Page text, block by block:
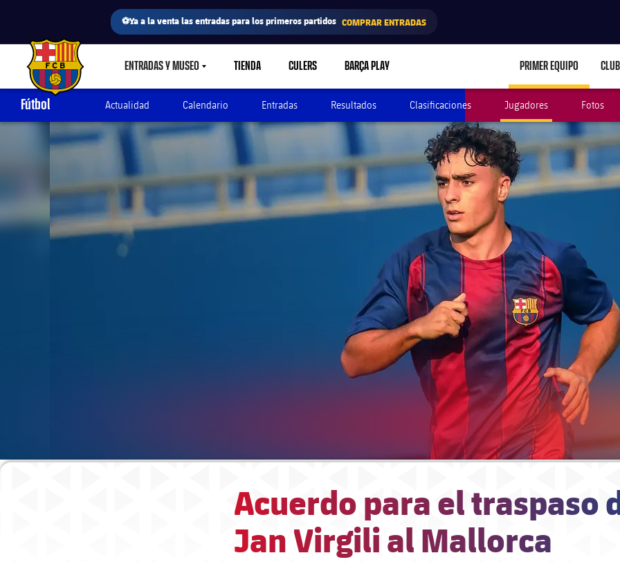
⚽Ya a la venta las entradas para los primeros partidos COMPRAR ENTRADAS
FC Barcelona club badge ENTRADAS Y MUSEOLABEL.SHARE.CARETDOWN
TIENDA CULERS BARÇA PLAY PRIMER EQUIPO CLUB
Fútbol Actualidad Calendario Entradas Resultados Clasificaciones Jugadores Fotos
Acuerdo para el traspaso
Jan Virgili al Mallorca